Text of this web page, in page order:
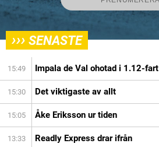
››› SENASTE
15:49 Impala de Val ohotad i 1.12-fart
15:30 Det viktigaste av allt
15:05 Åke Eriksson ur tiden
13:33 Readly Express drar ifrån